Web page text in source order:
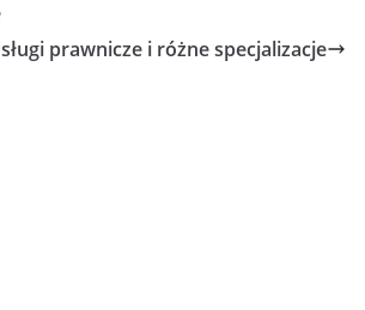
prawnicze i różne specjalizacje